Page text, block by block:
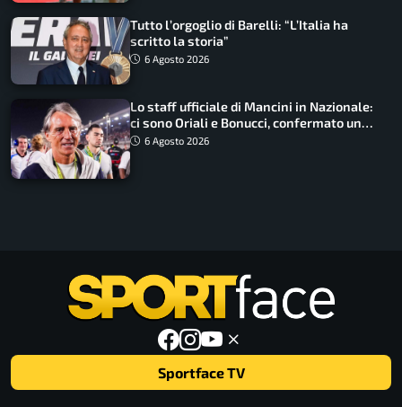
Tutto l’orgoglio di Barelli: “L’Italia ha
scritto la storia”
6 Agosto 2026
Lo staff ufficiale di Mancini in Nazionale:
ci sono Oriali e Bonucci, confermato un
ritorno
6 Agosto 2026
Sportface TV